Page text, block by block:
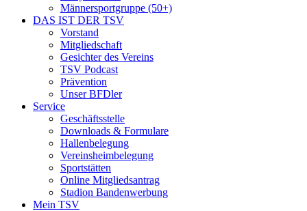
Männersportgruppe (50+)
DAS IST DER TSV
Vorstand
Mitgliedschaft
Gesichter des Vereins
TSV Podcast
Prävention
Unser BFDler
Service
Geschäftsstelle
Downloads & Formulare
Hallenbelegung
Vereinsheimbelegung
Sportstätten
Online Mitgliedsantrag
Stadion Bandenwerbung
Mein TSV